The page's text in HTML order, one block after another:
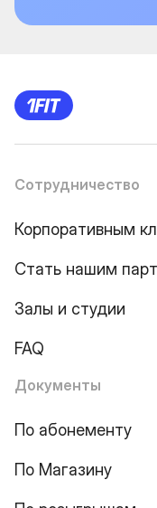
Сотрудничество
Корпоративным
Стать нашим
Залы и студии
FAQ
Документы
По абонементу
По Магазину